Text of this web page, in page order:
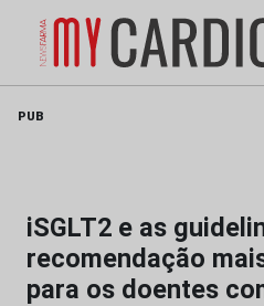
PUB
iSGLT2 e as
recomendação
para os doentes